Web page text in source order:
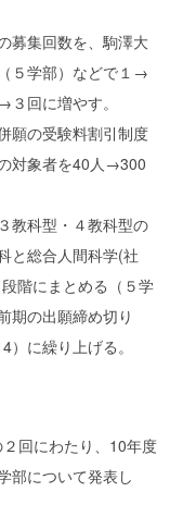
募集回数を、駒澤大
５学部）などで１→
回に増やす。
願の受験料割引制度
対象者を40人→300
教科型・４教科型の
と総合人間科学(社
階にまとめる（５学
期の出願締め切り
に繰り上げる。
回にわたり、10年度
部について発表し